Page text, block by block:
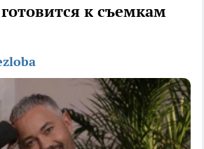
к съемкам